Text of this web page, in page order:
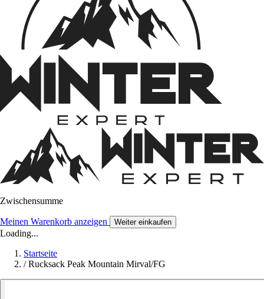
Zwischensumme
Meinen Warenkorb anzeigen Weiter einkaufen
Loading...
Startseite
/ Rucksack Peak Mountain Mirval/FG